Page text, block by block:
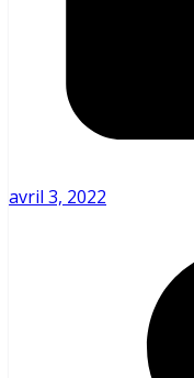
avril 3, 2022